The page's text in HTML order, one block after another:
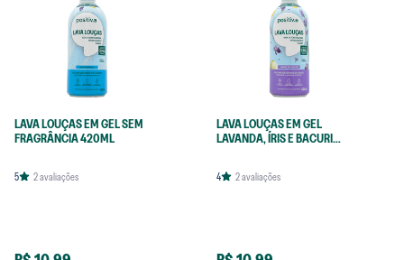
LAVA LOUÇAS EM GEL SEM
FRAGRÂNCIA 420ML
5 2avaliações
LAVA LOUÇAS EM GEL
LAVANDA, ÍRIS E BACURI
4 2avaliações